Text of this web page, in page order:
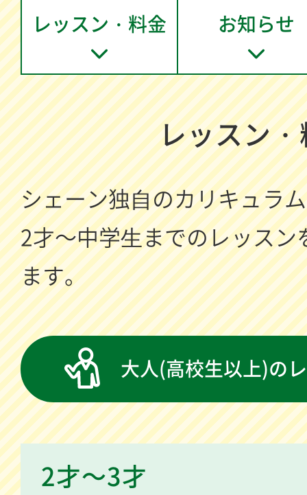
レッスン・料金 お知らせ
レッスン
シェーン独⾃のカリキュラ
2才～中学⽣までのレッスン
ます。
大人(高校生以上)の
2才～3才